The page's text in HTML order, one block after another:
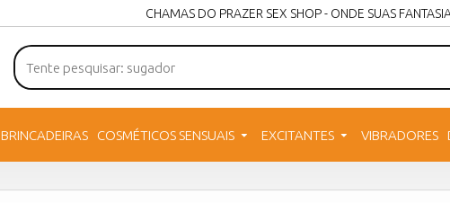
CHAMAS DO PRAZER SEX SHOP - ONDE SUAS
BRINCADEIRAS COSMÉTICOS SENSUAIS EXCITANTES VIBRADORES